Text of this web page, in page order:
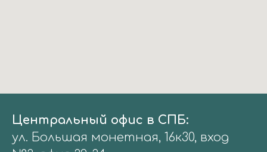
Центральный офис в СПБ:
ул. Большая монетная, 16к30, вход